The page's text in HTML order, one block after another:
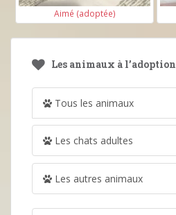
Aimé (adoptée)
Les animaux à l’adoption
Tous les animaux
Les chats adultes
Les autres animaux